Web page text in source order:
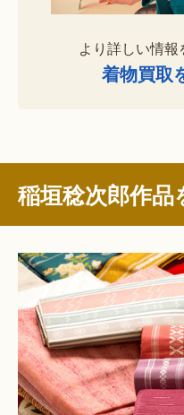
より詳しい情
着物買取
稲垣稔次郎作